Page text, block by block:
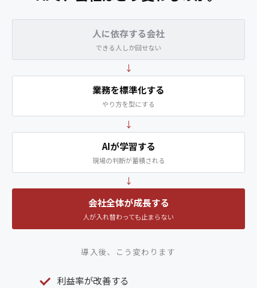
人に依存する会社
できる人しか回せない
↓
業務を標準化する
やり方を型にする
↓
AIが学習する
現場の判断が蓄積される
↓
会社全体が成長する
人が入れ替わっても止まらない
導入後、こう変わります
利益率が改善する